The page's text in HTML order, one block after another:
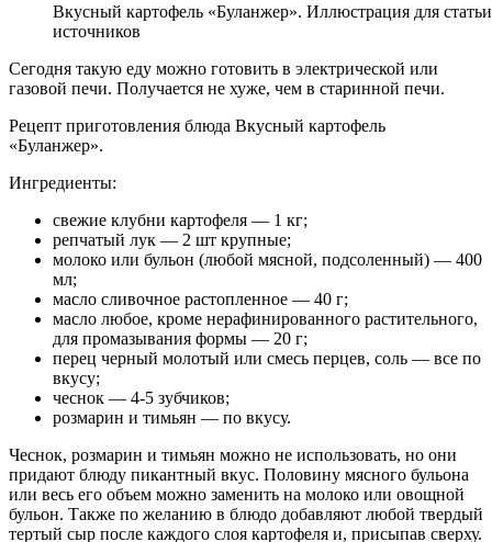
Вкусный картофель «Буланжер». Иллюстрация для
источников
Сегодня такую еду можно готовить в электрической или
газовой печи. Получается не хуже, чем в старинной печи.
Рецепт приготовления блюда Вкусный картофель
«Буланжер».
Ингредиенты:
свежие клубни картофеля — 1 кг;
репчатый лук — 2 шт крупные;
молоко или бульон (любой мясной, подсоленный) — 400
мл;
масло сливочное растопленное — 40 г;
масло любое, кроме нерафинированного растительного,
для промазывания формы — 20 г;
перец черный молотый или смесь перцев, соль — все по
вкусу;
чеснок — 4-5 зубчиков;
розмарин и тимьян — по вкусу.
Чеснок, розмарин и тимьян можно не использовать, но они
придают блюду пикантный вкус. Половину мясного бульона
или весь его объем можно заменить на молоко или овощной
бульон. Также по желанию в блюдо добавляют любой твердый
тертый сыр после каждого слоя картофеля и, присыпав сверху.